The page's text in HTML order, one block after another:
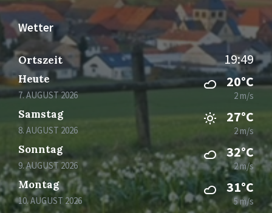
Wetter
Ortszeit 19:49
Heute
7. AUGUST 2026
20°C
2 m/s
Samstag
8. AUGUST 2026
27°C
2 m/s
Sonntag
9. AUGUST 2026
32°C
2 m/s
Montag
10. AUGUST 2026
31°C
5 m/s